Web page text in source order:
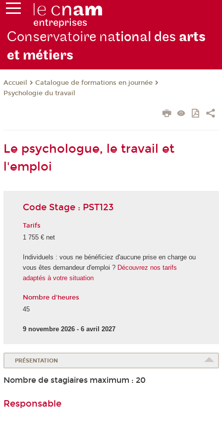
Conservatoire national des arts
et métiers
Accueil
Catalogue de formations en journée
Psychologie du travail
Le psychologue, le travail et
l'emploi
Code Stage : PST123
Tarifs
1 755 € net
Individuels : vous ne bénéficiez d'aucune prise en charge ou
vous êtes demandeur d'emploi ? Découvrez nos tarifs
adaptés à votre situation
Nombre d'heures
45
9 novembre 2026 - 6 avril 2027
PRÉSENTATION
Nombre de stagiaires maximum : 20
Responsable